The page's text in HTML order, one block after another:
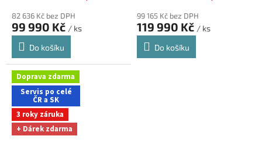
82 636 Kč bez DPH
99 990 Kč / ks
Do košíku
99 165 Kč bez DPH
119 990 Kč / ks
Do košíku
Doprava zdarma
Servis po celé
ČR a SK
3 roky záruka
+ Dárek zdarma